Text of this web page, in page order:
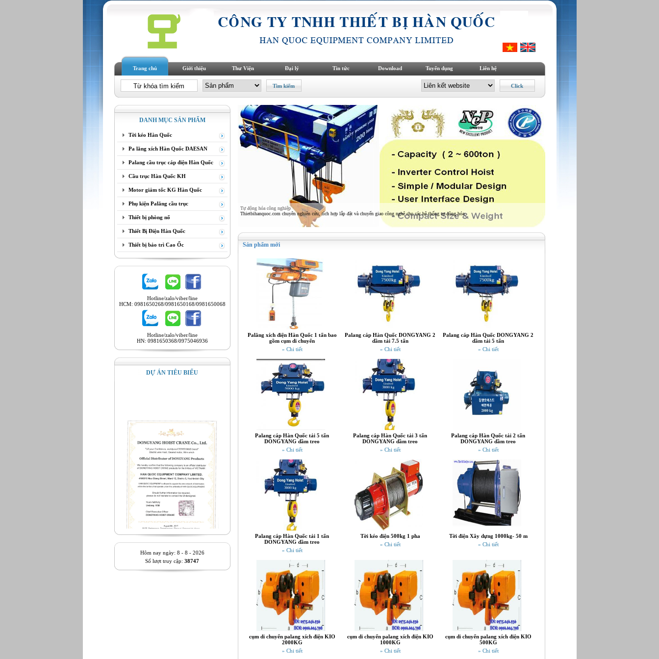
Trang chủ Giới thiệu Thư Viện Đại lý Tin tức Download Tuyển dụng Liên hệ
DANH MỤC SẢN PHẨM
Tời kéo Hàn Quốc
Pa lăng xích Hàn Quốc DAESAN
Palang cầu trục cáp điện Hàn Quốc
Cầu trục Hàn Quốc KH
Motor giảm tốc KG Hàn Quốc
Phụ kiện Palăng cầu trục
Thiết bị phòng nổ
Thiết Bị Điện Hàn Quốc
Thiết bị bảo trì Cao Ốc
Hotline/zalo/viber/line
HCM: 0981650268/0981650168/0981650068
Hotline/zalo/viber/line
HN: 0981650368/0975046936
DỰ ÁN TIÊU BIỂU
Hôm nay ngày: 8 - 8 - 2026
Số lượt truy cập: 38747
Tự động hóa công nghiệp
Thietbihanquoc.com chuyên nghiên cứu, tích hợp lắp đặt và chuyển giao công nghệ cho các hệ thống tự động hóa
Sản phẩm mới
Palăng xích điện Hàn Quốc 1 tấn bao
gồm cụm di chuyển
» Chi tiết
Palang cáp Hàn Quốc DONGYANG 2
dầm tải 7.5 tấn
» Chi tiết
Palang cáp Hàn Quốc DONGYANG 2
dầm tải 5 tấn
» Chi tiết
Palang cáp Hàn Quốc tải 5 tấn
DONGYANG dầm treo
» Chi tiết
Palang cáp Hàn Quốc tải 3 tấn
DONGYANG dầm treo
» Chi tiết
Palang cáp Hàn Quốc tải 2 tấn
DONGYANG dầm treo
» Chi tiết
Palang cáp Hàn Quốc tải 1 tấn
DONGYANG dầm treo
» Chi tiết
Tời kéo điện 500kg 1 pha
» Chi tiết
Tời điện Xây dựng 1000kg- 50 m
» Chi tiết
cụm di chuyển palang xích điện KIO
2000KG
» Chi tiết
cụm di chuyển palang xích điện KIO
1000KG
» Chi tiết
cụm di chuyển palang xích điện KIO
500KG
» Chi tiết